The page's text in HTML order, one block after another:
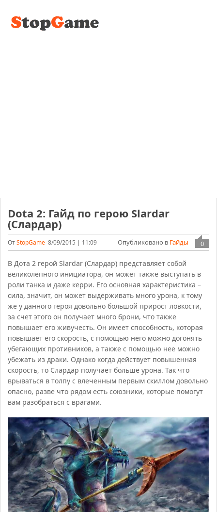
Dota 2: Гайд по герою Slardar
(Слардар)
ОтStopGame 8/09/2015 | 11:09 0
Опубликовано в Гайды
В Дота 2 герой Slardar (Слардар) представляет собой
великолепного инициатора, он может также выступать в
роли танка и даже керри. Его основная характеристика –
сила, значит, он может выдерживать много урона, к тому
же у данного героя довольно большой прирост ловкости,
за счет этого он получает много брони, что также
повышает его живучесть. Он имеет способность, которая
повышает его скорость, с помощью него можно догонять
убегающих противников, а также с помощью нее можно
убежать из драки. Однако когда действует повышенная
скорость, то Слардар получает больше урона. Так что
врываться в толпу с влеченным первым скиллом довольно
опасно, разве что рядом есть союзники, которые помогут
вам разобраться с врагами.